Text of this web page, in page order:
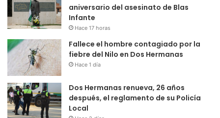
aniversario del asesinato de Blas
Infante
Hace 17 horas
Fallece el hombre contagiado por la
fiebre del Nilo en Dos Hermanas
Hace 1 día
Dos Hermanas renueva, 26 años
después, el reglamento de su Policía
Local